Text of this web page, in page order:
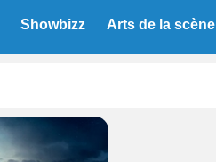
Showbizz Arts de la scène